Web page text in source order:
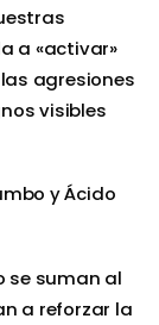
a «activar»
agresiones
visibles
y Ácido
se suman al
a reforzar la